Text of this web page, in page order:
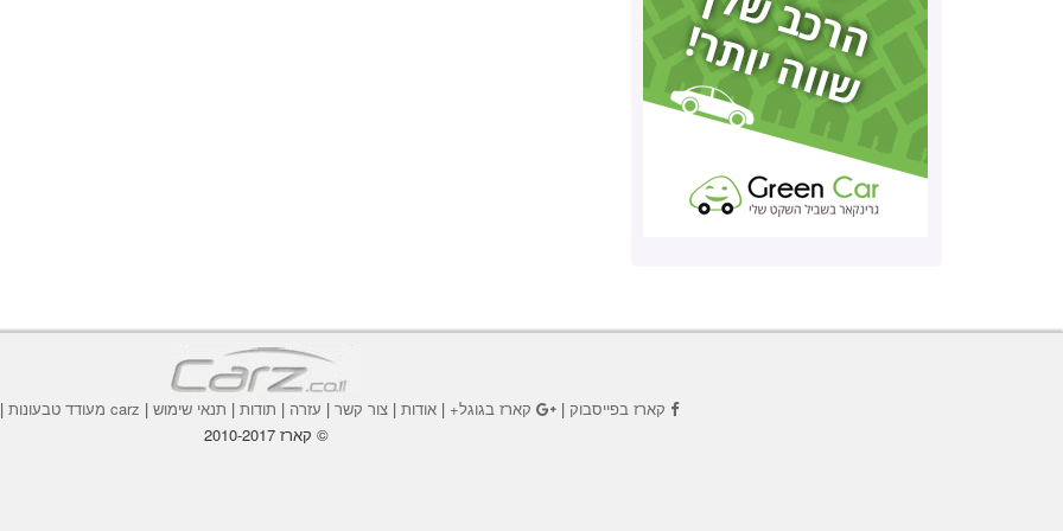
קארז בפייסבוק | קארז בגוגל+ | אודות | צור קשר | עזרה | תודות | תנאי שימוש | carz מעודד טבעונות |
© קארז 2010-2017